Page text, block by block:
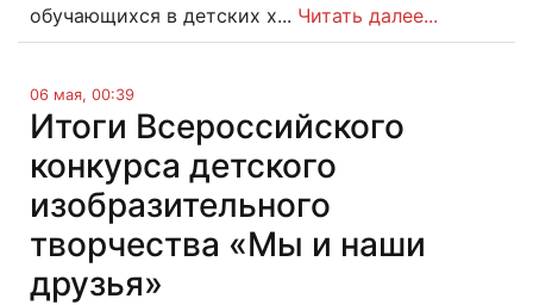
обучающихся в детских х... Читать далее...
06 мая, 00:39
Итоги Всероссийского
конкурса детского
изобразительного
творчества «Мы и наши
друзья»